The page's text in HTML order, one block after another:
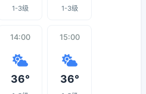
1-3级 1-3级
14:00
36°
15:00
36°